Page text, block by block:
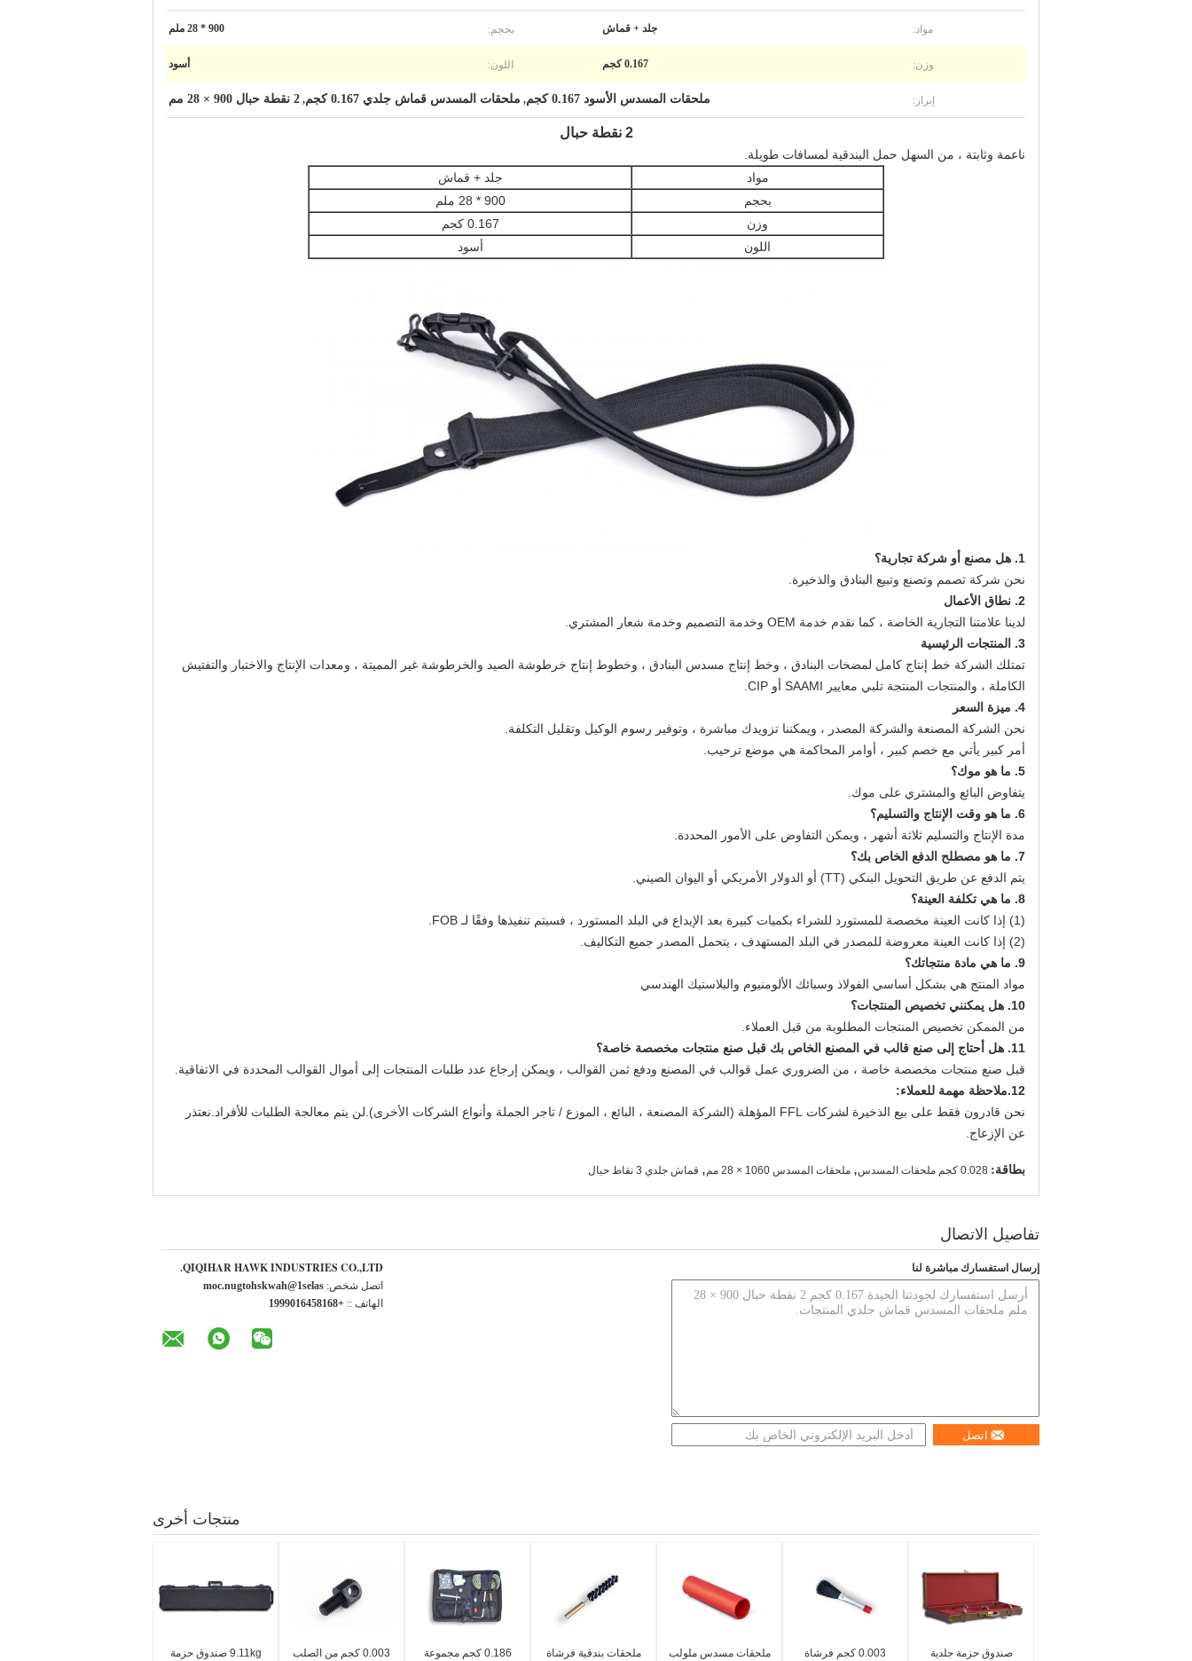
مواد: جلد + قماش بحجم: 900 * 28 ملم
وزن: 0.167 كجم اللون: أسود
إبراز: ملحقات المسدس الأسود 0.167 كجم , ملحقات المسدس قماش جلدي 0.167 كجم , 2 نقطة حبال 900 × 28 مم
2 نقطة حبال
ناعمة وثابتة ، من السهل حمل البندقية لمسافات طويلة.
مواد
جلد + قماش
بحجم
900 * 28 ملم
وزن
0.167 كجم
اللون
أسود
1. هل مصنع أو شركة تجارية؟
نحن شركة تصمم وتصنع وتبيع البنادق والذخيرة.
2. نطاق الأعمال
لدينا علامتنا التجارية الخاصة ، كما نقدم خدمة OEM وخدمة التصميم وخدمة شعار المشتري.
3. المنتجات الرئيسية
تمتلك الشركة خط إنتاج كامل لمضخات البنادق ، وخط إنتاج مسدس البنادق ، وخطوط إنتاج خرطوشة الصيد والخرطوشة غير المميتة ، ومعدات الإنتاج والاختبار والتفتيش
الكاملة ، والمنتجات المنتجة تلبي معايير SAAMI أو CIP.
4. ميزة السعر
نحن الشركة المصنعة والشركة المصدر ، ويمكننا تزويدك مباشرة ، وتوفير رسوم الوكيل وتقليل التكلفة.
أمر كبير يأتي مع خصم كبير ، أوامر المحاكمة هي موضع ترحيب.
5. ما هو موك؟
يتفاوض البائع والمشتري على موك.
6. ما هو وقت الإنتاج والتسليم؟
مدة الإنتاج والتسليم ثلاثة أشهر ، ويمكن التفاوض على الأمور المحددة.
7. ما هو مصطلح الدفع الخاص بك؟
يتم الدفع عن طريق التحويل البنكي (TT) أو الدولار الأمريكي أو اليوان الصيني.
8. ما هي تكلفة العينة؟
(1) إذا كانت العينة مخصصة للمستورد للشراء بكميات كبيرة بعد الإيداع في البلد المستورد ، فسيتم تنفيذها وفقًا لـ FOB.
(2) إذا كانت العينة معروضة للمصدر في البلد المستهدف ، يتحمل المصدر جميع التكاليف.
9. ما هي مادة منتجاتك؟
مواد المنتج هي بشكل أساسي الفولاذ وسبائك الألومنيوم والبلاستيك الهندسي
10. هل يمكنني تخصيص المنتجات؟
من الممكن تخصيص المنتجات المطلوبة من قبل العملاء.
11. هل أحتاج إلى صنع قالب في المصنع الخاص بك قبل صنع منتجات مخصصة خاصة؟
قبل صنع منتجات مخصصة خاصة ، من الضروري عمل قوالب في المصنع ودفع ثمن القوالب ، ويمكن إرجاع عدد طلبات المنتجات إلى أموال القوالب المحددة في الاتفاقية.
12. ملاحظة مهمة للعملاء:
نحن قادرون فقط على بيع الذخيرة لشركات FFL المؤهلة (الشركة المصنعة ، البائع ، الموزع / تاجر الجملة وأنواع الشركات الأخرى).لن يتم معالجة الطلبات للأفراد.نعتذر
عن الإزعاج.
بطاقة: 0.028 كجم ملحقات المسدس , ملحقات المسدس 1060 × 28 مم , قماش جلدي 3 نقاط حبال
تفاصيل الاتصال
QIQIHAR HAWK INDUSTRIES CO.,LTD.
اتصل شخص: sales1@hawkshotgun.com
الهاتف :: +8618546109991
إرسال استفسارك مباشرة لنا
اتصل
منتجات أخرى
9.11kg صندوق حزمة 0.003 كجم من الصلب 0.186 كجم مجموعة ملحقات بندقية فرشاة ملحقات مسدس ملولب 0.003 كجم فرشاة صندوق حزمة جلدية